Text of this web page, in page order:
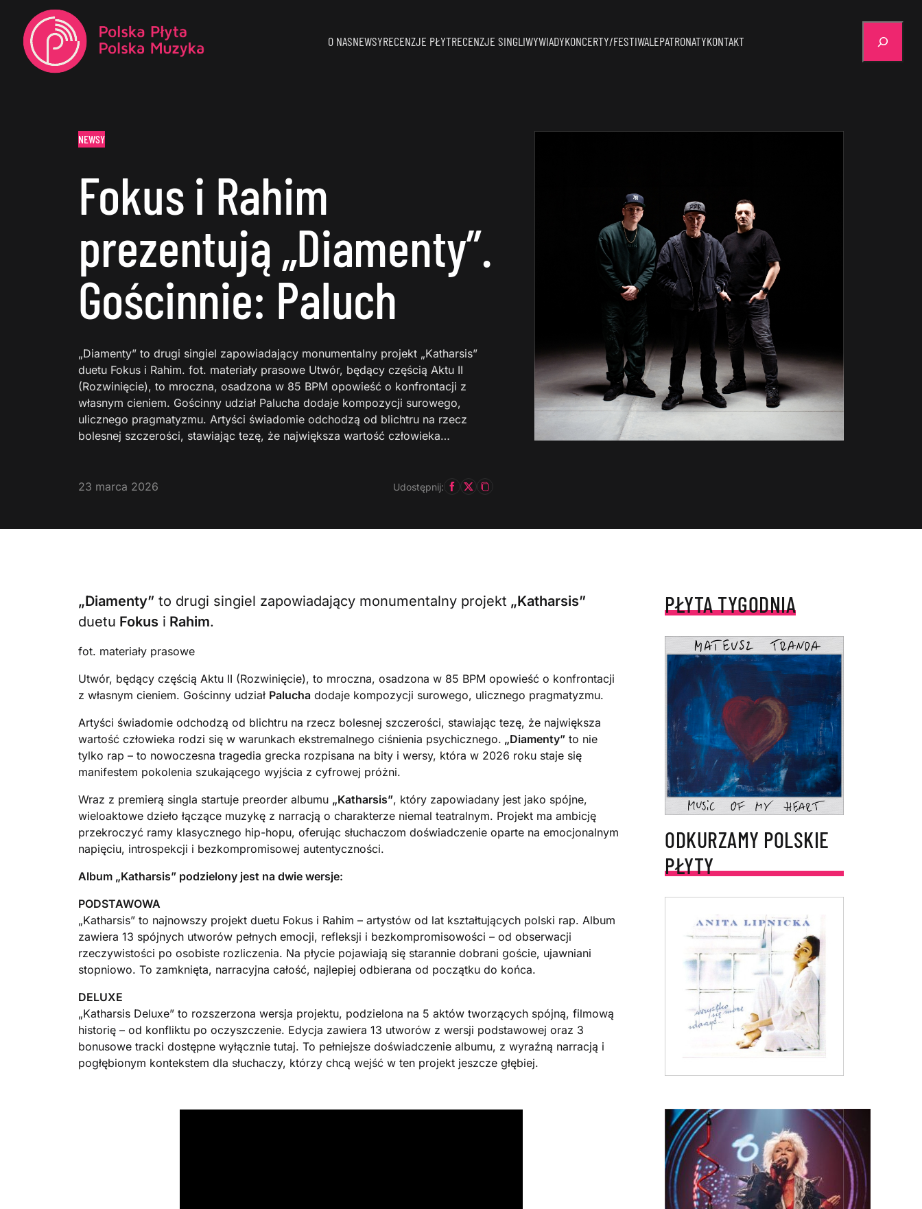
O NASNEWSYRECENZJE PŁYTRECENZJE SINGLIWYWIADYKONCERTY/FESTIWALEPATRONATYKONTAKT
NEWSY
Fokus i Rahim
prezentują „Diamenty”.
Gościnnie: Paluch
„Diamenty” to drugi singiel zapowiadający monumentalny projekt „Katharsis”
duetu Fokus i Rahim. fot. materiały prasowe Utwór, będący częścią Aktu II
(Rozwinięcie), to mroczna, osadzona w 85 BPM opowieść o konfrontacji z
własnym cieniem. Gościnny udział Palucha dodaje kompozycji surowego,
ulicznego pragmatyzmu. Artyści świadomie odchodzą od blichtru na rzecz
bolesnej szczerości, stawiając tezę, że największa wartość człowieka…
23 marca 2026 Udostępnij:
„Diamenty” to drugi singiel zapowiadający monumentalny projekt „Katharsis”
duetu Fokus i Rahim.
fot. materiały prasowe
Utwór, będący częścią Aktu II (Rozwinięcie), to mroczna, osadzona w 85 BPM opowieść o konfrontacji
z własnym cieniem. Gościnny udział Palucha dodaje kompozycji surowego, ulicznego pragmatyzmu.
Artyści świadomie odchodzą od blichtru na rzecz bolesnej szczerości, stawiając tezę, że największa
wartość człowieka rodzi się w warunkach ekstremalnego ciśnienia psychicznego. „Diamenty” to nie
tylko rap – to nowoczesna tragedia grecka rozpisana na bity i wersy, która w 2026 roku staje się
manifestem pokolenia szukającego wyjścia z cyfrowej próżni.
Wraz z premierą singla startuje preorder albumu „Katharsis”, który zapowiadany jest jako spójne,
wieloaktowe dzieło łączące muzykę z narracją o charakterze niemal teatralnym. Projekt ma ambicję
przekroczyć ramy klasycznego hip-hopu, oferując słuchaczom doświadczenie oparte na emocjonalnym
napięciu, introspekcji i bezkompromisowej autentyczności.
Album „Katharsis” podzielony jest na dwie wersje:
PODSTAWOWA
„Katharsis” to najnowszy projekt duetu Fokus i Rahim – artystów od lat kształtujących polski rap. Album
zawiera 13 spójnych utworów pełnych emocji, refleksji i bezkompromisowości – od obserwacji
rzeczywistości po osobiste rozliczenia. Na płycie pojawiają się starannie dobrani goście, ujawniani
stopniowo. To zamknięta, narracyjna całość, najlepiej odbierana od początku do końca.
DELUXE
„Katharsis Deluxe” to rozszerzona wersja projektu, podzielona na 5 aktów tworzących spójną, filmową
historię – od konfliktu po oczyszczenie. Edycja zawiera 13 utworów z wersji podstawowej oraz 3
bonusowe tracki dostępne wyłącznie tutaj. To pełniejsze doświadczenie albumu, z wyraźną narracją i
pogłębionym kontekstem dla słuchaczy, którzy chcą wejść w ten projekt jeszcze głębiej.
PŁYTA TYGODNIA
ODKURZAMY POLSKIE
PŁYTY